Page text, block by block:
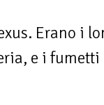
Erano i
e i